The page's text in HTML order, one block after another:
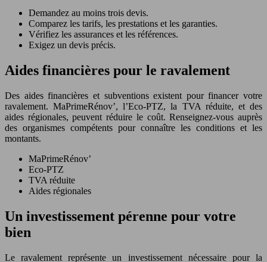
Demandez au moins trois devis.
Comparez les tarifs, les prestations et les garanties.
Vérifiez les assurances et les références.
Exigez un devis précis.
Aides financières pour le ravalement
Des aides financières et subventions existent pour financer votre
ravalement. MaPrimeRénov’, l’Eco-PTZ, la TVA réduite, et des
aides régionales, peuvent réduire le coût. Renseignez-vous auprès
des organismes compétents pour connaître les conditions et les
montants.
MaPrimeRénov’
Eco-PTZ
TVA réduite
Aides régionales
Un investissement pérenne pour votre
bien
Le ravalement représente un investissement nécessaire pour la